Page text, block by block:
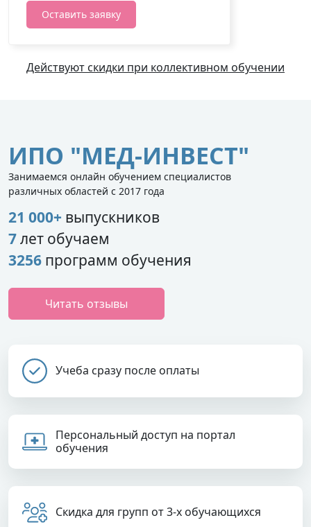
Оставить заявку
Действуют скидки при коллективном обучении
ИПО "МЕД-ИНВЕСТ"
Занимаемся онлайн обучением специалистов
различных областей с 2017 года
21 000+ выпускников
7лет обучаем
3256 программ обучения
Читать отзывы
Учеба сразу после оплаты
Персональный доступ на портал
обучения
Скидка для групп от 3-х обучающихся